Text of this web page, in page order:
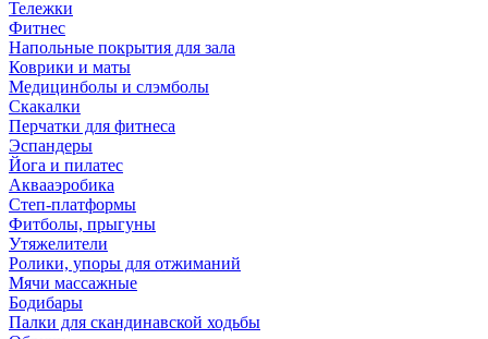
Тележки
Фитнес
Напольные покрытия для зала
Коврики и маты
Медицинболы и слэмболы
Скакалки
Перчатки для фитнеса
Эспандеры
Йога и пилатес
Аквааэробика
Степ-платформы
Фитболы, прыгуны
Утяжелители
Ролики, упоры для отжиманий
Мячи массажные
Бодибары
Палки для скандинавской ходьбы